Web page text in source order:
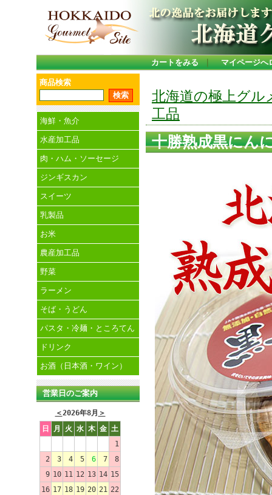
カートをみる｜ マイページへ
商品検索
海鮮・魚介
水産加工品
肉・ハム・ソーセージ
ジンギスカン
スイーツ
乳製品
お米
農産加工品
野菜
ラーメン
そば・うどん
パスタ・冷麺・ところてん
ドリンク
お酒（日本酒・ワイン）
営業日のご案内
＜2026年8月 ＞
日
月 火 水 木 金 土
1
2
3 4 5 6 7
8
9 10 11 12 13 14 15
16 17 18 19 20 21 22
北海道の極上グル
工品
十勝熟成黒に